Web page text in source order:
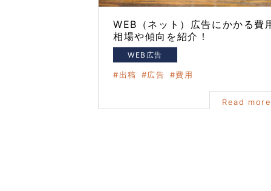
WEB（ネット）広告にかかる費
相場や傾向を紹介！
WEB広告
出稿 広告 費用
Read more